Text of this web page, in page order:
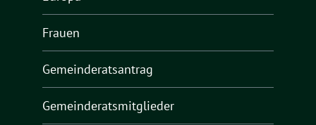
Frauen
Gemeinderatsantrag
Gemeinderatsmitglieder